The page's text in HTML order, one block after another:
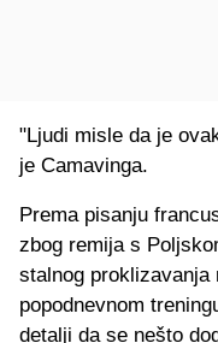
"Ljudi misle da je
je Camavinga.
Prema pisanju
zbog remija s
stalnog proklizavanja
popodnevnom
detalji da se nešto